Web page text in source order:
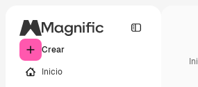
Crear
Inicio